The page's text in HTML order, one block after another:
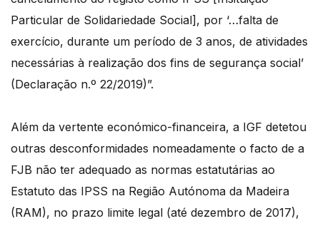
Particular de Solidariedade Social], por ‘…falta de
exercício, durante um período de 3 anos, de atividades
necessárias à realização dos fins de segurança social’
(Declaração n.º 22/2019)”.
Além da vertente económico-financeira, a IGF detetou
outras desconformidades nomeadamente o facto de a
FJB não ter adequado as normas estatutárias ao
Estatuto das IPSS na Região Autónoma da Madeira
(RAM), no prazo limite legal (até dezembro de 2017),